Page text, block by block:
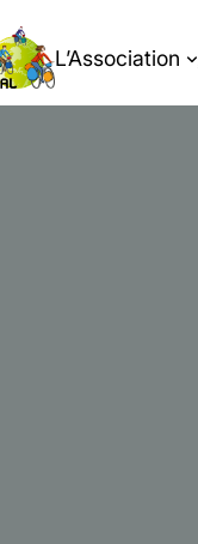
L’Association